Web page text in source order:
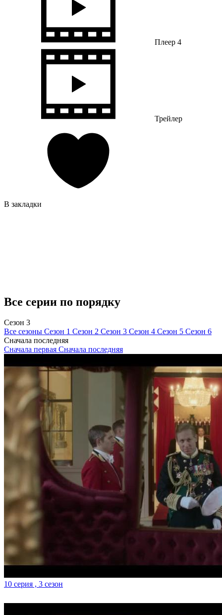
Плеер 4
Трейлер
В закладки
Все серии по порядку
Сезон 3
Все сезоны Сезон 1 Сезон 2 Сезон 3 Сезон 4 Сезон 5 Сезон 6
Сначала последняя
Сначала первая Сначала последняя
10 серия , 3 сезон